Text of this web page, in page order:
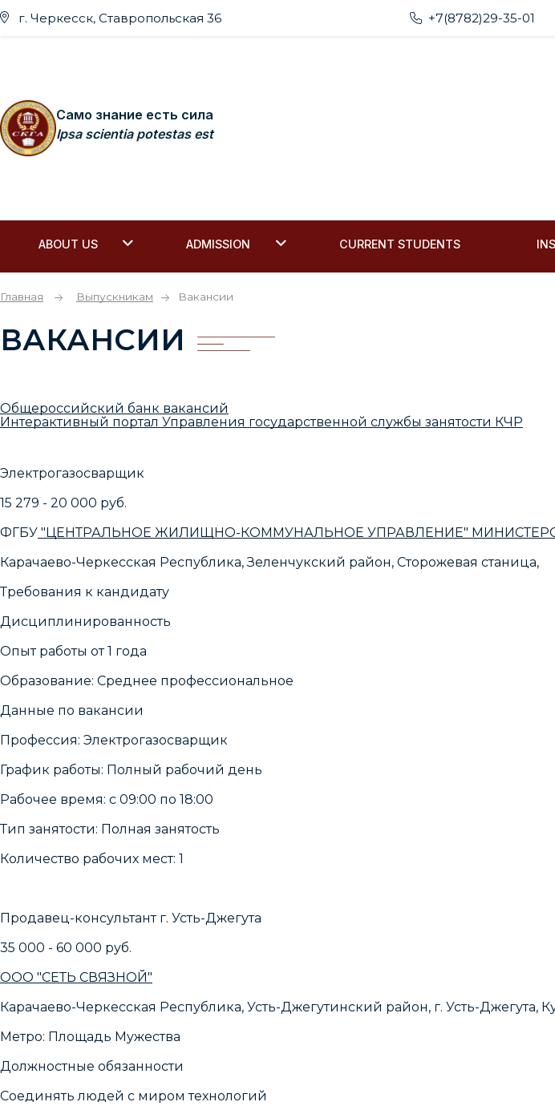
г. Черкесск, Ставропольская 36 +7(8782)29-35-01
Само знание есть сила
Ipsa scientia potestas est
ABOUT US ADMISSION CURRENT STUDENTS
Главная Выпускникам Вакансии
ВАКАНСИИ
Общероссийский банк вакансий
Интерактивный портал Управления государственной службы занятости КЧР
Электрогазосварщик
15 279 - 20 000 руб.
ФГБУ "ЦЕНТРАЛЬНОЕ ЖИЛИЩНО-КОММУНАЛЬНОЕ УПРАВЛЕНИЕ"
Карачаево-Черкесская Республика, Зеленчукский район, Сторожевая станица,
Требования к кандидату
Дисциплинированность
Опыт работы от 1 года
Образование: Среднее профессиональное
Данные по вакансии
Профессия: Электрогазосварщик
График работы: Полный рабочий день
Рабочее время: c 09:00 по 18:00
Тип занятости: Полная занятость
Количество рабочих мест: 1
Продавец-консультант г. Усть-Джегута
35 000 - 60 000 руб.
ООО "СЕТЬ СВЯЗНОЙ"
Карачаево-Черкесская Республика, Усть-Джегутинский район, г. Усть-Джегута,
Метро: Площадь Мужества
Должностные обязанности
Соединять людей с миром технологий